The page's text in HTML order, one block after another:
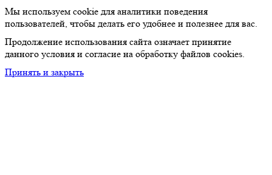
Мы используем cookie для аналитики поведения
пользователей, чтобы делать его удобнее и полезнее для вас.
Продолжение использования сайта означает принятие
данного условия и согласие на обработку файлов cookies.
Принять и закрыть